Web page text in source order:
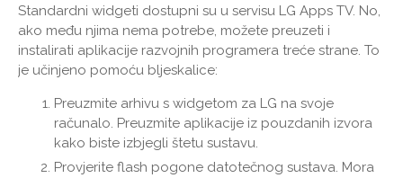
Standardni widgeti dostupni su u servisu LG Apps TV. No,
ako među njima nema potrebe, možete preuzeti i
instalirati aplikacije razvojnih programera treće strane. To
je učinjeno pomoću bljeskalice:
Preuzmite arhivu s widgetom za LG na svoje
računalo. Preuzmite aplikacije iz pouzdanih izvora
kako biste izbjegli štetu sustavu.
Provjerite flash pogone datotečnog sustava. Mora